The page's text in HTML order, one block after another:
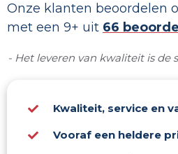
Onze klanten beoordelen
met een 9+ uit 66
- Het leveren van kwaliteit is de
Kwaliteit, service en
Vooraf een heldere